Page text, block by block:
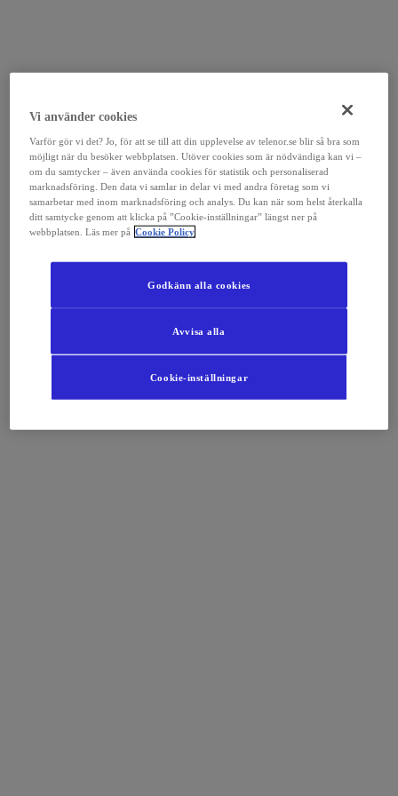
Vi använder cookies
Varför gör vi det? Jo, för att se till att din upplevelse av telenor.se blir så bra som
möjligt när du besöker webbplatsen. Utöver cookies som är nödvändiga kan vi –
om du samtycker – även använda cookies för statistik och personaliserad
marknadsföring. Den data vi samlar in delar vi med andra företag som vi
samarbetar med inom marknadsföring och analys. Du kan när som helst återkalla
ditt samtycke genom att klicka på ”Cookie-inställningar” längst ner på
webbplatsen. Läs mer på Cookie Policy
Cookie-inställningar
Avvisa alla
Godkänn alla cookies